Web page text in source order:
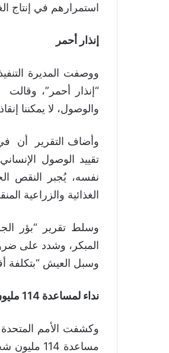
استمرارهم في
إنذار أحمر
ووصفت المديرة
“إنذار أحمر”، وقالت
والوصول، لا يمكننا
وأضاف التقرير أن
تقييد الوصول
نفسه، يُجبر النقص
الغذائية والزراعية
وسلط تقرير “بؤر
المبكر، وشدد على
وسبل العيش “بتكلفة
نداء لمساعدة 114 مليون شخص
وكشفت الأمم
مساعدة